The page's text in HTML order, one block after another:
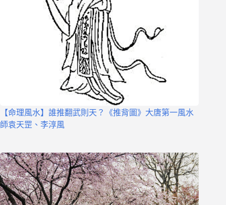
【命理風水】誰推翻武則天？《推背圖》大唐第一風水
師袁天罡、李淳風